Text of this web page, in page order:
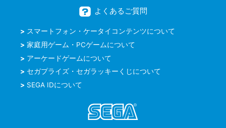
よくあるご質問
スマートフォン・ケータイコンテンツについて
家庭用ゲーム・PCゲームについて
アーケードゲームについて
セガプライズ・セガラッキーくじについて
SEGA IDについて